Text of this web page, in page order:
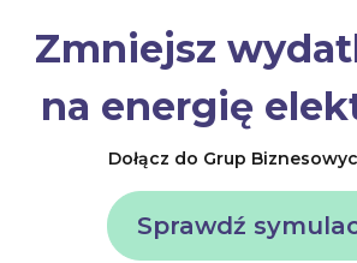
Zmniejsz
na energię
Dołącz do Grup
Sprawdź